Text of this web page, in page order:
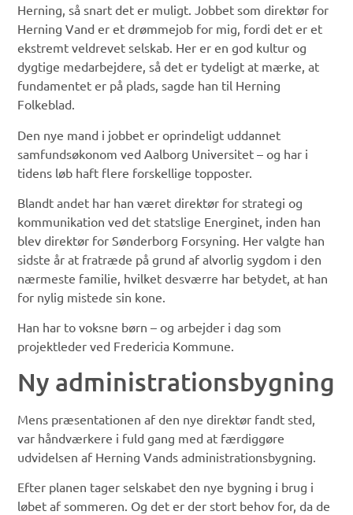
Herning, så snart det er muligt. Jobbet som direktør for
Herning Vand er et drømmejob for mig, fordi det er et
ekstremt veldrevet selskab. Her er en god kultur og
dygtige medarbejdere, så det er tydeligt at mærke, at
fundamentet er på plads, sagde han til Herning
Folkeblad.
Den nye mand i jobbet er oprindeligt uddannet
samfundsøkonom ved Aalborg Universitet – og har i
tidens løb haft flere forskellige topposter.
Blandt andet har han været direktør for strategi og
kommunikation ved det statslige Energinet, inden han
blev direktør for Sønderborg Forsyning. Her valgte han
sidste år at fratræde på grund af alvorlig sygdom i den
nærmeste familie, hvilket desværre har betydet, at han
for nylig mistede sin kone.
Han har to voksne børn – og arbejder i dag som
projektleder ved Fredericia Kommune.
Ny administrationsbygning
Mens præsentationen af den nye direktør fandt sted,
var håndværkere i fuld gang med at færdiggøre
udvidelsen af Herning Vands administrationsbygning.
Efter planen tager selskabet den nye bygning i brug i
løbet af sommeren. Og det er der stort behov for, da de